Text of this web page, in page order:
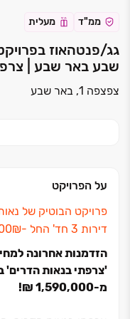
ממ"ד מעלית
גג/פנטהאוז
שבע באר שבע |
צפצפה 1, באר שבע
על הפרויקט
פרויקט הבוטיק של
דירות ‏3 חד' החל ‏-‏₪‏1,590,000
מ-1,590,000 ₪!